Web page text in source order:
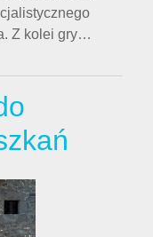
Z kolei gry…